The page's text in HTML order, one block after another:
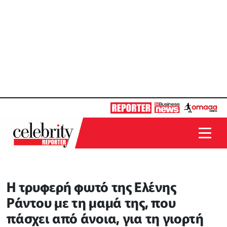
Η τρυφερή φωτό της Ελένης
Ράντου με τη μαμά της, που
πάσχει από άνοια, για τη γιορτή